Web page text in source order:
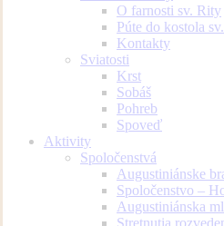
O farnosti sv. Rity
Púte do kostola
Kontakty
Sviatosti
Krst
Sobáš
Pohreb
Spoveď
Aktivity
Spoločenstvá
Augustiniánske
Spoločenstvo –
Augustiniánska
Stretnutia